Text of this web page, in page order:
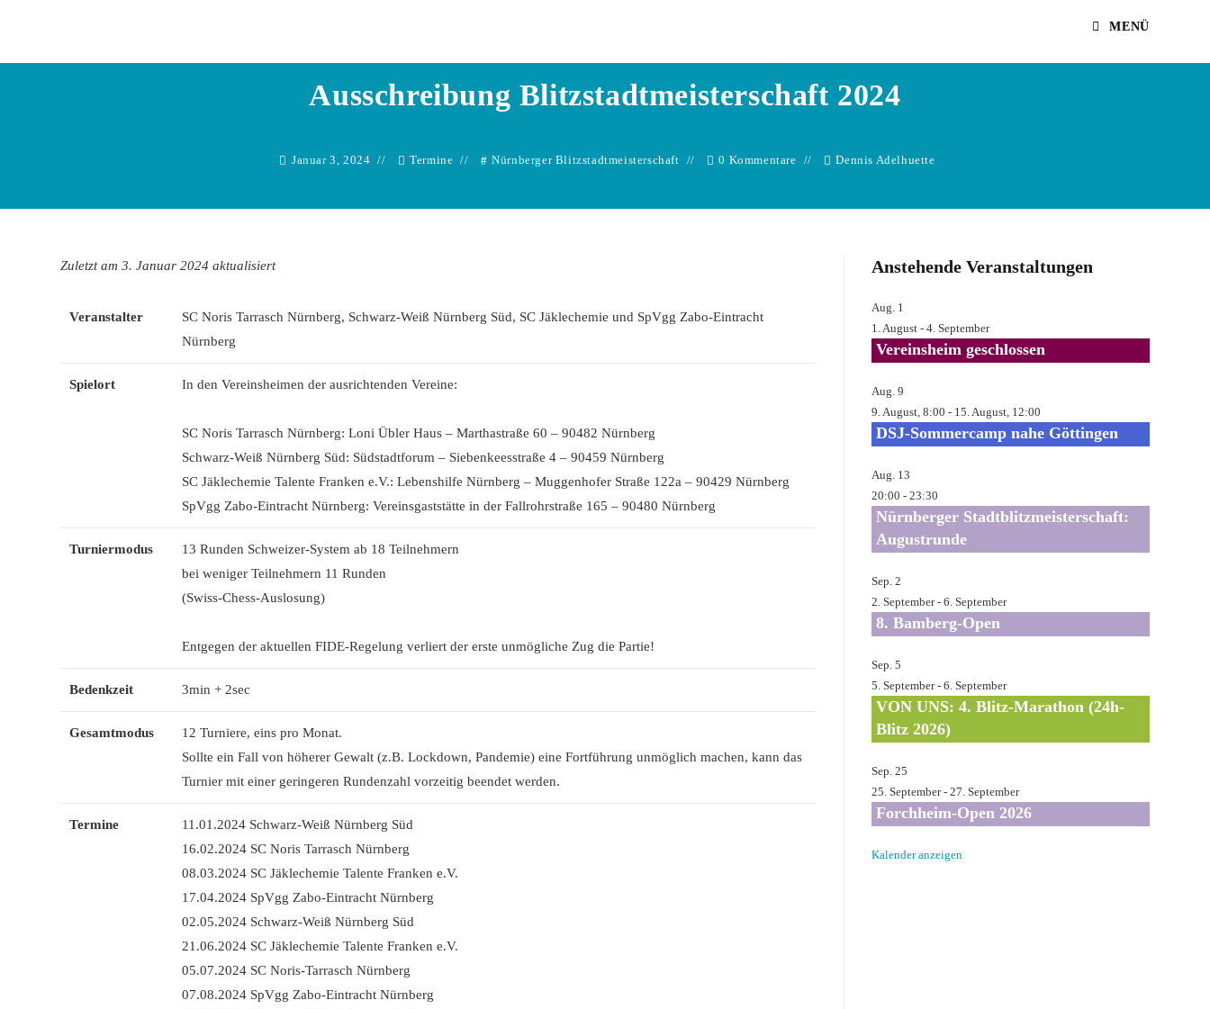
MENÜ
Ausschreibung Blitzstadtmeisterschaft 2024
Januar 3, 2024 Termine Nürnberger Blitzstadtmeisterschaft 0 Kommentare Dennis Adelhuette
Zuletzt am 3. Januar 2024 aktualisiert
Veranstalter
SC Noris Tarrasch Nürnberg, Schwarz-Weiß Nürnberg Süd, SC Jäklechemie und SpVgg Zabo-Eintracht
Nürnberg
Spielort In den Vereinsheimen der ausrichtenden Vereine:
SC Noris Tarrasch Nürnberg: Loni Übler Haus – Marthastraße 60 – 90482 Nürnberg
Schwarz-Weiß Nürnberg Süd: Südstadtforum – Siebenkeesstraße 4 – 90459 Nürnberg
SC Jäklechemie Talente Franken e.V.: Lebenshilfe Nürnberg – Muggenhofer Straße 122a – 90429 Nürnberg
SpVgg Zabo-Eintracht Nürnberg: Vereinsgaststätte in der Fallrohrstraße 165 – 90480 Nürnberg
Turniermodus
13 Runden Schweizer-System ab 18 Teilnehmern
bei weniger Teilnehmern 11 Runden
(Swiss-Chess-Auslosung)
Entgegen der aktuellen FIDE-Regelung verliert der erste unmögliche Zug die Partie!
Bedenkzeit 3min + 2sec
Gesamtmodus
12 Turniere, eins pro Monat.
Sollte ein Fall von höherer Gewalt (z.B. Lockdown, Pandemie) eine Fortführung unmöglich machen, kann das
Turnier mit einer geringeren Rundenzahl vorzeitig beendet werden.
Termine
11.01.2024 Schwarz-Weiß Nürnberg Süd
16.02.2024 SC Noris Tarrasch Nürnberg
08.03.2024 SC Jäklechemie Talente Franken e.V.
17.04.2024 SpVgg Zabo-Eintracht Nürnberg
02.05.2024 Schwarz-Weiß Nürnberg Süd
21.06.2024 SC Jäklechemie Talente Franken e.V.
05.07.2024 SC Noris-Tarrasch Nürnberg
07.08.2024 SpVgg Zabo-Eintracht Nürnberg
Anstehende Veranstaltungen
Aug. 1
1. August -4. September
Vereinsheim geschlossen
Aug.9
9. August, 8:00 - 15. August, 12:00
DSJ-Sommercamp nahe Göttingen
Aug. 13
20:00 -23:30
Nürnberger Stadtblitzmeisterschaft:
Augustrunde
Sep.2
2. September-6. September
8. Bamberg-Open
Sep.5
5. September-6. September
VON UNS: 4. Blitz-Marathon (24h-
Blitz 2026)
Sep.25
25. September-27. September
Forchheim-Open 2026
Kalender anzeigen